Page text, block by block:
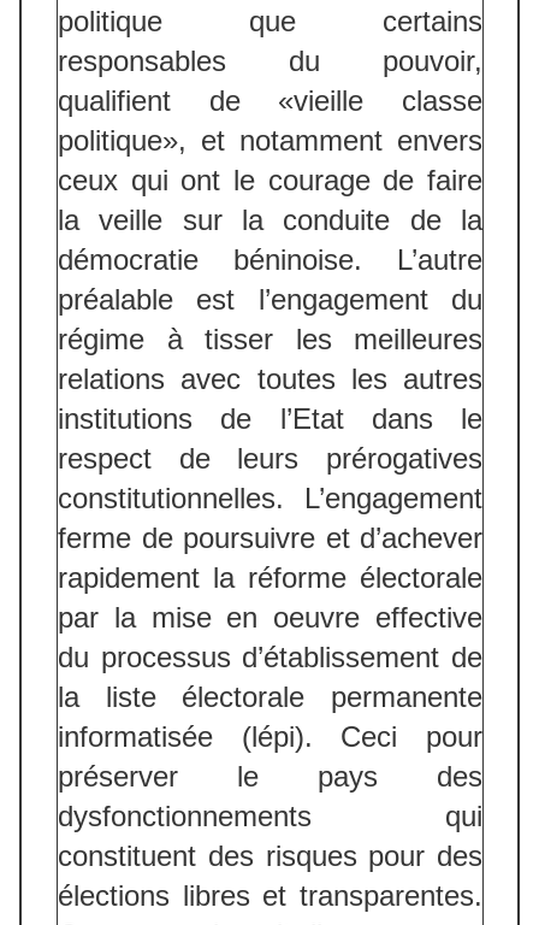
politique que certains
responsables du pouvoir,
qualifient de «vieille classe
politique», et notamment envers
ceux qui ont le courage de faire
la veille sur la conduite de la
démocratie béninoise. L’autre
préalable est l’engagement du
régime à tisser les meilleures
relations avec toutes les autres
institutions de l’Etat dans le
respect de leurs prérogatives
constitutionnelles. L’engagement
ferme de poursuivre et d’achever
rapidement la réforme électorale
par la mise en oeuvre effective
du processus d’établissement de
la liste électorale permanente
informatisée (lépi). Ceci pour
préserver le pays des
dysfonctionnements qui
constituent des risques pour des
élections libres et transparentes.